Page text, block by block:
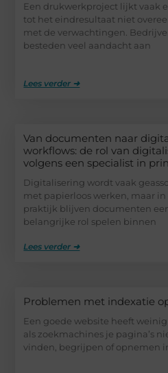
Een drukwerkproject lijkt vaak
tot het eindresultaat niet
met de verwachtingen.
besteden veel aandacht aan
Lees verder ➜
Van documenten naar
workflows: de rol van
volgens een specialist in
Digitalisering wordt vaak
met papierloos werken, maar in
praktijk blijven documenten
belangrijke rol spelen binnen
Lees verder ➜
Problemen met indexatie
Een goede website heeft
als zoekmachines je pagina’s
vinden, begrijpen of opnemen